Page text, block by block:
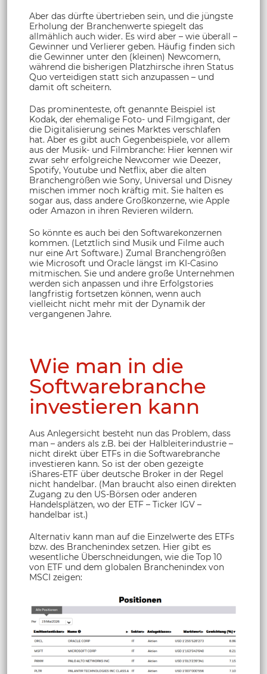
Aber das dürfte übertrieben sein, und die jüngste
Erholung der Branchenwerte spiegelt das
allmählich auch wider. Es wird aber – wie überall –
Gewinner und Verlierer geben. Häufig finden sich
die Gewinner unter den (kleinen) Newcomern,
während die bisherigen Platzhirsche ihren Status
Quo verteidigen statt sich anzupassen – und
damit oft scheitern.
Das prominenteste, oft genannte Beispiel ist
Kodak, der ehemalige Foto- und Filmgigant, der
die Digitalisierung seines Marktes verschlafen
hat. Aber es gibt auch Gegenbeispiele, vor allem
aus der Musik- und Filmbranche: Hier kennen wir
zwar sehr erfolgreiche Newcomer wie Deezer,
Spotify, Youtube und Netflix, aber die alten
Branchengrößen wie Sony, Universal und Disney
mischen immer noch kräftig mit. Sie halten es
sogar aus, dass andere Großkonzerne, wie Apple
oder Amazon in ihren Revieren wildern.
So könnte es auch bei den Softwarekonzernen
kommen. (Letztlich sind Musik und Filme auch
nur eine Art Software.) Zumal Branchengrößen
wie Microsoft und Oracle längst im KI-Casino
mitmischen. Sie und andere große Unternehmen
werden sich anpassen und ihre Erfolgstories
langfristig fortsetzen können, wenn auch
vielleicht nicht mehr mit der Dynamik der
vergangenen Jahre.
Wie man in die
Softwarebranche
investieren kann
Aus Anlegersicht besteht nun das Problem, dass
man – anders als z.B. bei der Halbleiterindustrie –
nicht direkt über ETFs in die Softwarebranche
investieren kann. So ist der oben gezeigte
iShares-ETF über deutsche Broker in der Regel
nicht handelbar. (Man braucht also einen direkten
Zugang zu den US-Börsen oder anderen
Handelsplätzen, wo der ETF – Ticker IGV –
handelbar ist.)
Alternativ kann man auf die Einzelwerte des ETFs
bzw. des Branchenindex setzen. Hier gibt es
wesentliche Überschneidungen, wie die Top 10
von ETF und dem globalen Branchenindex von
MSCI zeigen: